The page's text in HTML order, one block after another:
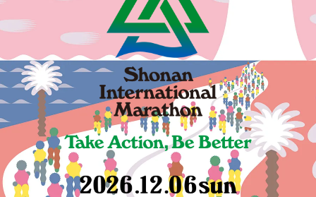
大会情報
レース情報
ボランティア